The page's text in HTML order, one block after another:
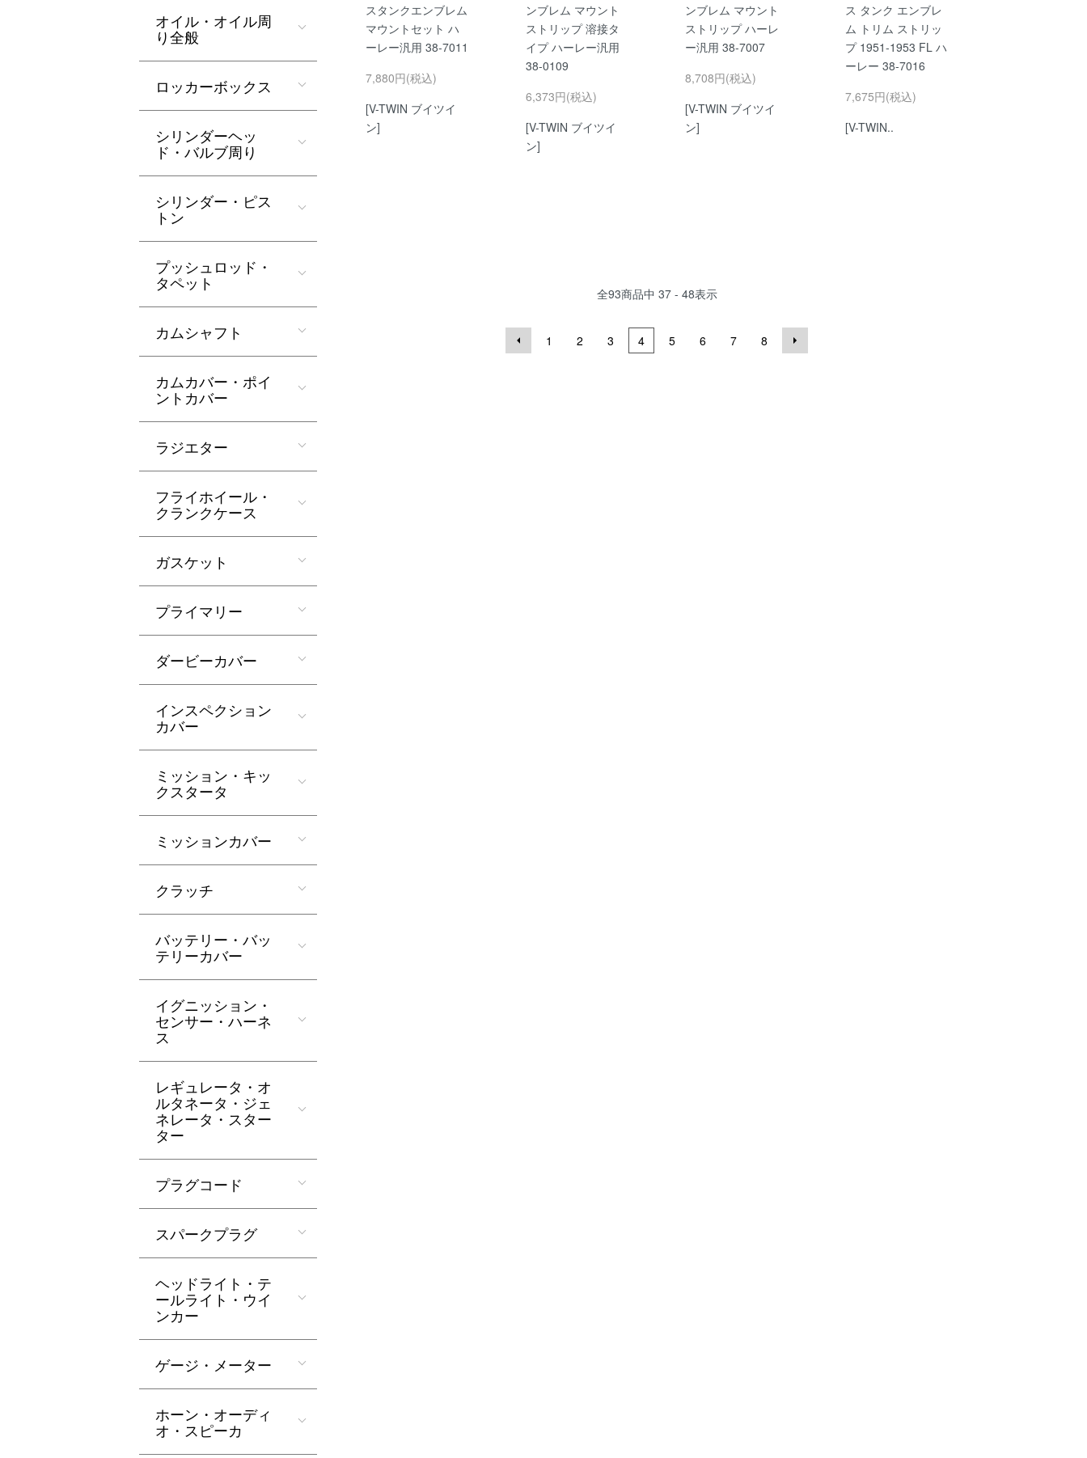
スタンクエンブレム
マウントセット ハ
ーレー汎用 38-7011
7,880円(税込)
[V-TWIN ブイツイ
ン]
ンブレム マウント
ストリップ 溶接タ
イプ ハーレー汎用
38-0109
6,373円(税込)
[V-TWIN ブイツイ
ン]
ンブレム マウント
ストリップ ハーレ
ー汎用 38-7007
8,708円(税込)
[V-TWIN ブイツイ
ン]
ス タンク エンブレ
ム トリム ストリッ
プ 1951-1953 FL ハ
ーレー 38-7016
7,675円(税込)
[V-TWIN..
全93商品中 37 - 48表示
1 2 3 4 5 6 7 8
オイル・オイル周
り全般
ロッカーボックス
シリンダーヘッ
ド・バルブ周り
シリンダー・ピス
トン
プッシュロッド・
タペット
カムシャフト
カムカバー・ポイ
ントカバー
ラジエター
フライホイール・
クランクケース
ガスケット
プライマリー
ダービーカバー
インスペクション
カバー
ミッション・キッ
クスタータ
ミッションカバー
クラッチ
バッテリー・バッ
テリーカバー
イグニッション・
センサー・ハーネ
ス
レギュレータ・オ
ルタネータ・ジェ
ネレータ・スター
ター
プラグコード
スパークプラグ
ヘッドライト・テ
ールライト・ウイ
ンカー
ゲージ・メーター
ホーン・オーディ
オ・スピーカ